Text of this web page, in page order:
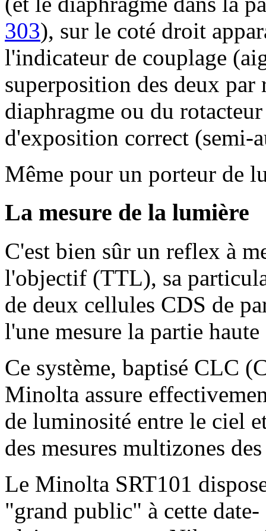
303), sur le coté droit
l'indicateur de couplage
superposition des deux
diaphragme ou du
d'exposition correct (semi-
Même pour un porteur de
La mesure de la lumière
C'est bien sûr un reflex à
l'objectif (TTL), sa
de deux cellules CDS de
l'une mesure la partie
Ce système, baptisé CLC
Minolta assure
de luminosité entre le ciel
des mesures multizones
Le Minolta SRT101
"grand public" à cette